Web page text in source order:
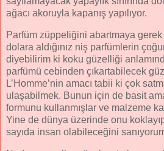
ağacı akoruyla kapanış yapılıyor.
Parfüm züppeliğini abartmaya
dolara aldığınız niş parfümlerin
diyebilirim ki koku güzelliği
parfümü cebinden çıkartabilecek
L’Homme’nin amacı tabii ki çok
ulaşabilmek. Bunun için de basit
formunu kullanmışlar ve malzeme
Yine de dünya üzerinde onu
sayıda insan olabileceğini